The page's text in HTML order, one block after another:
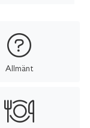
Allmänt